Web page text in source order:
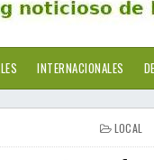
INTERNACIONALES
LOCAL